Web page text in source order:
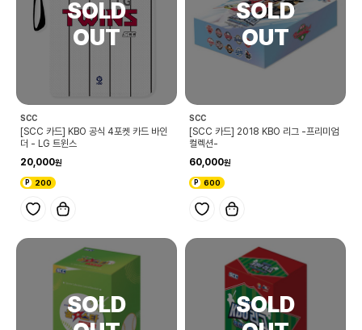
SCC
[SCC 카드] KBO 공식 4포켓 카드 바인
더 - LG 트윈스
20,000
200
SCC
[SCC 카드] 2018 KBO 리그 -프리미엄
컬렉션-
60,000
600